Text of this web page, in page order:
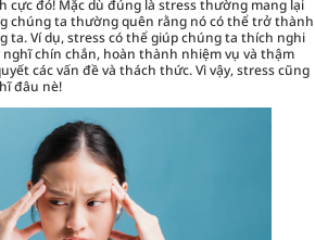
cực đó! Mặc dù đúng là stress thường mang lại
chúng ta thường quên rằng nó có thể trở thành
ta. Ví dụ, stress có thể giúp chúng ta thích nghi
chín chắn, hoàn thành nhiệm vụ và thậm
các vấn đề và thách thức. Vì vậy, stress cũng
đâu nè!